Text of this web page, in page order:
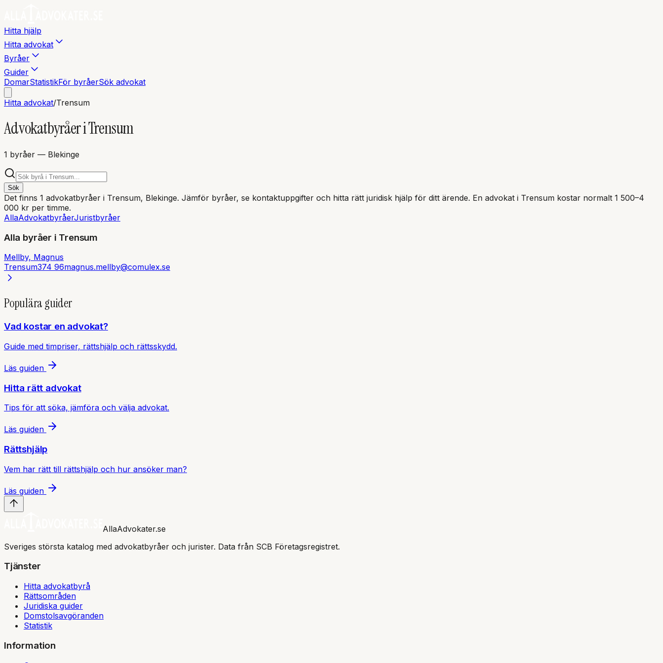
Hitta hjälp
Hitta advokat
Byråer
Guider
DomarStatistikFör byråerSök advokat
Hitta advokat/Trensum
Advokatbyråer iTrensum
1 byråer — Blekinge
Sök
Det finns 1 advokatbyråer i Trensum, Blekinge. Jämför byråer, se kontaktuppgifter och hitta rätt juridisk hjälp för ditt ärende. En advokat i Trensum kostar normalt 1 500–4
000 kr per timme.
AllaAdvokatbyråerJuristbyråer
Alla byråer i Trensum
Mellby, Magnus
Trensum374 96magnus.mellby@comulex.se
Populära guider
Vad kostar en advokat?
Guide med timpriser, rättshjälp och rättsskydd.
Läs guiden
Hitta rätt advokat
Tips för att söka, jämföra och välja advokat.
Läs guiden
Rättshjälp
Vem har rätt till rättshjälp och hur ansöker man?
Läs guiden
AllaAdvokater.se
Sveriges största katalog med advokatbyråer och jurister. Data från SCB Företagsregistret.
Tjänster
Hitta advokatbyrå
Rättsområden
Juridiska guider
Domstolsavgöranden
Statistik
Information